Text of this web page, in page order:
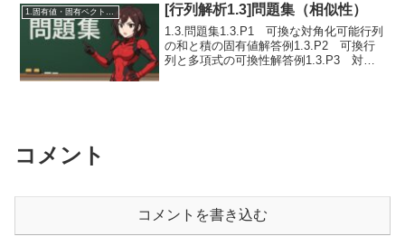
[行列解析1.3]問題集（相似性）
1.3.問題集1.3.P1 可換な対角化可能行列
の和と積の固有値解答例1.3.P2 可換行
列と多項式の可換性解答例1.3.P3 対角
コメント
コメントを書き込む